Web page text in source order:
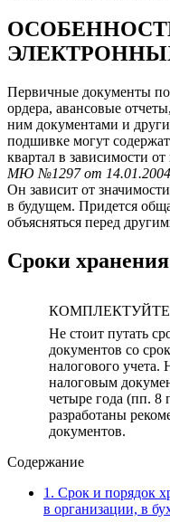
Первичные документы по
ордера, авансовые
ним документами и
подшивке могут
квартал в зависимости от
МЮ №1297 от
Он зависит от
в будущем. Придется
объясняться перед
Сроки
Не стоит путать
документов со
налогового учета.
налоговым
четыре года (пп.
разработаны
документов.
Содержание
1. Срок и порядок
в организации, в